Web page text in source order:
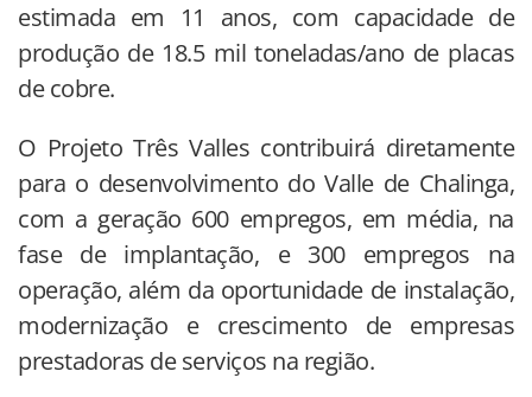
estimada em 11 anos, com capacidade de
produção de 18.5 mil toneladas/ano de placas
de cobre.
O Projeto Três Valles contribuirá diretamente
para o desenvolvimento do Valle de Chalinga,
com a geração 600 empregos, em média, na
fase de implantação, e 300 empregos na
operação, além da oportunidade de instalação,
modernização e crescimento de empresas
prestadoras de serviços na região.